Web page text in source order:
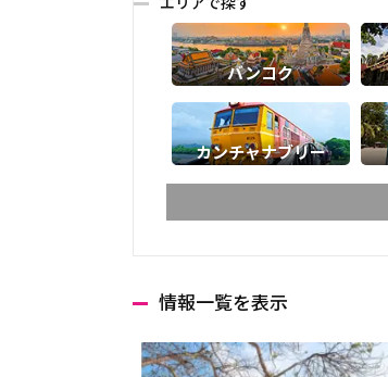
バンコク
カンチャナブリー
チェンマイ
ターク
情報一覧を表示